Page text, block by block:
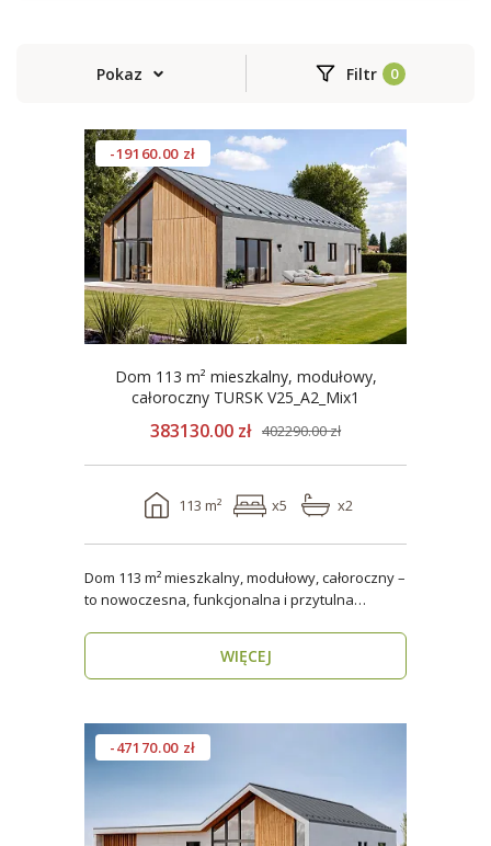
Pokaz Filtr
-19160.00 zł
Dom 113 m² mieszkalny, modułowy,
całoroczny TURSK V25_A2_Mix1
383130.00 zł 402290.00 zł
113 m² x5 x2
Dom 113 m² mieszkalny, modułowy, całoroczny –
to nowoczesna, funkcjonalna i przytulna
WIĘCEJ
-47170.00 zł